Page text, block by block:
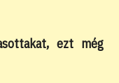
ezt még